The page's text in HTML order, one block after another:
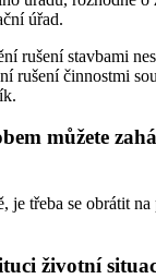
úřad.
rušení stavbami
rušení činnostmi
můžete
je třeba se obrátit
životní